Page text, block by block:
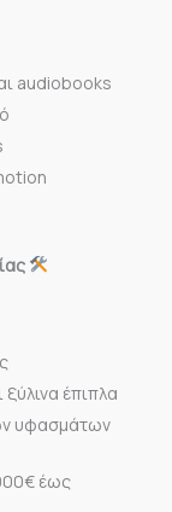
audiobooks
ξύλινα έπιπλα
υφασμάτων
έως